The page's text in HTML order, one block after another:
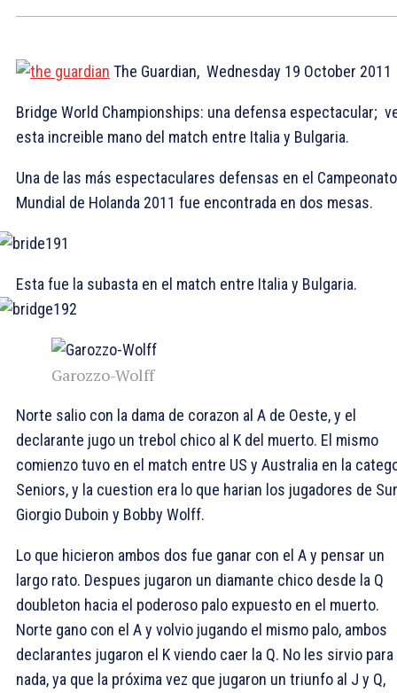
The Guardian, Wednesday 19 October 2011
Bridge World Championships: una defensa espectacular;
esta increible mano del match entre Italia y Bulgaria.
Una de las más espectaculares defensas en el Campeonato
Mundial de Holanda 2011 fue encontrada en dos mesas.
Esta fue la subasta en el match entre Italia y Bulgaria.
Garozzo-Wolff
Norte salio con la dama de corazon al A de Oeste, y el
declarante jugo un trebol chico al K del muerto. El mismo
comienzo tuvo en el match entre US y Australia en la
Seniors, y la cuestion era lo que harian los jugadores de
Giorgio Duboin y Bobby Wolff.
Lo que hicieron ambos dos fue ganar con el A y pensar un
largo rato. Despues jugaron un diamante chico desde la Q
doubleton hacia el poderoso palo expuesto en el muerto.
Norte gano con el A y volvio jugando el mismo palo, ambos
declarantes jugaron el K viendo caer la Q. No les sirvio para
nada, ya que la próxima vez que jugaron un triunfo al J y Q,